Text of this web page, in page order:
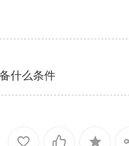
什么条件